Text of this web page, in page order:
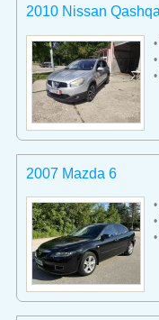
2010 Nissan
•
•
2007 Mazda 6
•
•